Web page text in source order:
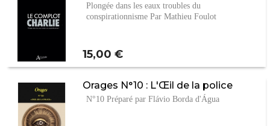
Plongée dans les eaux troubles du
conspirationnisme Par Mathieu Foulot
Prix
15,00 €
Orages N°10 : L'Œil de la police
N°10 Préparé par Flávio Borda d'Água